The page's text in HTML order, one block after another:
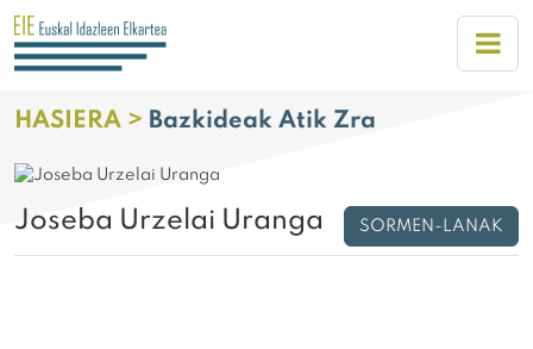
HASIERA > Bazkideak Atik Zra
Joseba Urzelai Uranga SORMEN-LANAK